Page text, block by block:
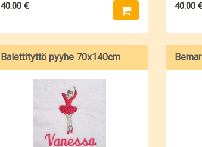
40.00 € 40.00 €
Balettityttö pyyhe 70x140cm